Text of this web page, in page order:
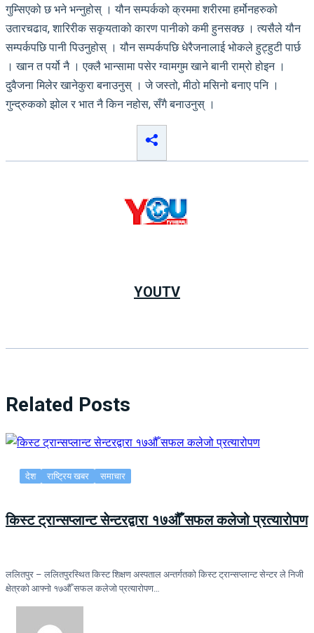
गुम्सिएको छ भने भन्नुहोस् । यौन सम्पर्कको क्रममा शरीरमा हर्मोनहरुको
उतारचढाव, शारिरीक सकृयताको कारण पानीको कमी हुनसक्छ । त्यसैले यौन
सम्पर्कपछि पानी पिउनुहोस् । यौन सम्पर्कपछि धेरैजनालाई भोकले हुट्हुटी पार्छ
। खान त पर्यो नै । एक्लै भान्सामा पसेर ग्वामगुम खाने बानी राम्रो होइन ।
दुवैजना मिलेर खानेकुरा बनाउनुस् । जे जस्तो, मीठो मसिनो बनाए पनि ।
गुन्द्रुकको झोल र भात नै किन नहोस, सँगै बनाउनुस् ।
YOUTV
Related Posts
देश राष्ट्रिय खबर समाचार
किस्ट ट्रान्सप्लान्ट सेन्टरद्वारा १७औँ सफल कलेजो प्रत्यारोपण
ललितपुर – ललितपुरस्थित किस्ट शिक्षण अस्पताल अन्तर्गतको किस्ट ट्रान्सप्लान्ट सेन्टर ले निजी
क्षेत्रको आफ्नो १७औँ सफल कलेजो प्रत्यारोपण…